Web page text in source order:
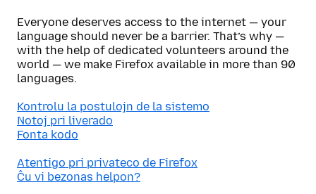
Everyone deserves access to the internet — your
language should never be a barrier. That’s why —
with the help of dedicated volunteers around the
world — we make Firefox available in more than 90
languages.
Kontrolu la postulojn de la sistemo
Notoj pri liverado
Fonta kodo
Atentigo pri privateco de Firefox
Ĉu vi bezonas helpon?